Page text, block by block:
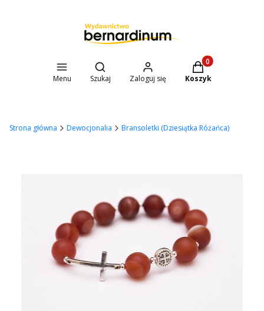
Menu
Otwórz wyszukiwarkę
Szukaj Zaloguj się
Produkty w
Koszyk
Strona główna Dewocjonalia Bransoletki (Dziesiątka Różańca)